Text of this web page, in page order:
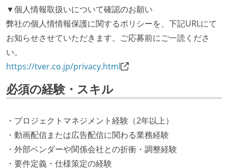
▼個人情報取扱いについて確認のお願い
弊社の個人情情報保護に関するポリシーを、下記URLにて
お知らせさせていただきます。ご応募前にご一読くださ
い。
https://tver.co.jp/privacy.html
必須の経験・スキル
・プロジェクトマネジメント経験（2年以上）
・動画配信または広告配信に関わる業務経験
・外部ベンダーや関係会社との折衝・調整経験
・要件定義・仕様策定の経験